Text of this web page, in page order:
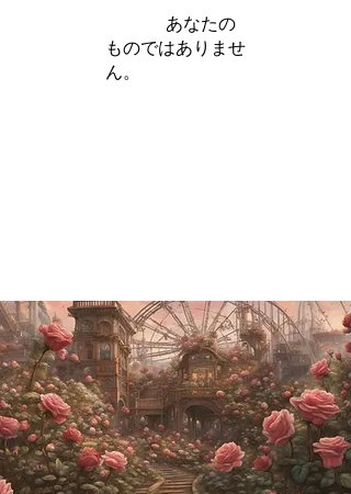
あなたの
ものではありませ
ん。